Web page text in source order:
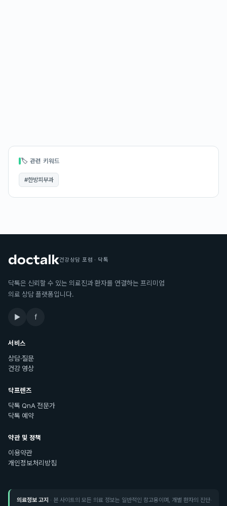
🏷 관련 키워드
#한방피부과
건강상담 포럼 · 닥톡
닥톡은 신뢰할 수 있는 의료진과 환자를 연결하는 프리미엄
의료 상담 플랫폼입니다.
▶ f
서비스
상담·질문
건강 영상
닥프렌즈
닥톡 QnA 전문가
닥톡 예약
약관 및 정책
이용약관
개인정보처리방침
의료정보 고지 · 본 사이트의 모든 의료 정보는 일반적인 참고용이며, 개별 환자의 진단·